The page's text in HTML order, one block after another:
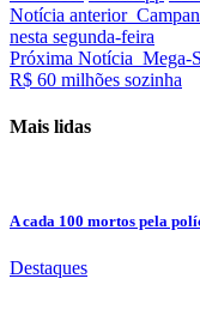
Notícia anterior
nesta segunda-feira
Próxima Notícia Mega-
R$ 60 milhões sozinha
Mais lidas
A cada 100 mortos pela
Destaques